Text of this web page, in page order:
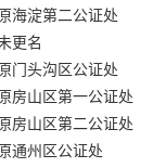
海淀第二公证处
更名
门头沟区公证处
房山区第一公证处
房山区第二公证处
通州区公证处